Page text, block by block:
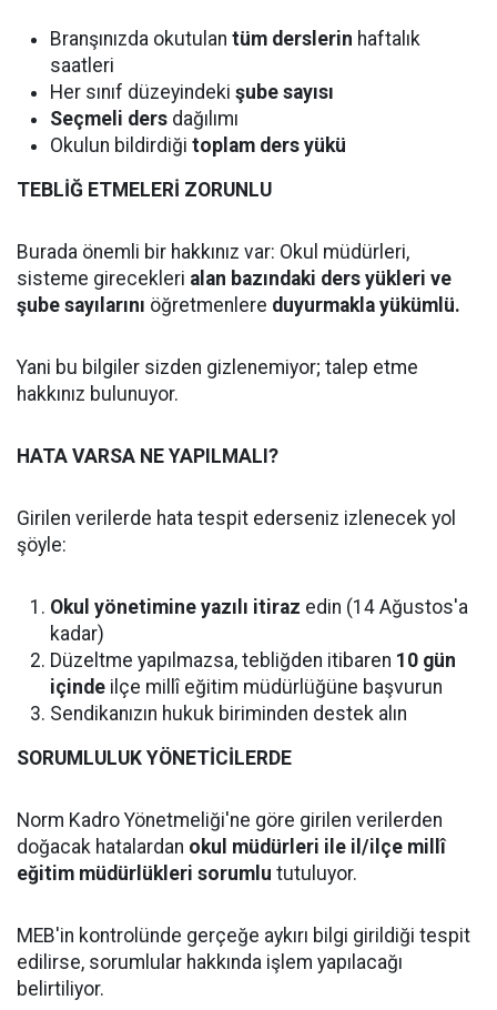
Branşınızda okutulan tüm derslerin haftalık
saatleri
Her sınıf düzeyindeki şube sayısı
Seçmeli ders dağılımı
Okulun bildirdiği toplam ders yükü
TEBLİĞ ETMELERİ ZORUNLU
Burada önemli bir hakkınız var: Okul müdürleri,
sisteme girecekleri alan bazındaki ders yükleri ve
şube sayılarını öğretmenlere duyurmakla yükümlü.
Yani bu bilgiler sizden gizlenemiyor; talep etme
hakkınız bulunuyor.
HATA VARSA NE YAPILMALI?
Girilen verilerde hata tespit ederseniz izlenecek yol
şöyle:
Okul yönetimine yazılı itiraz edin (14 Ağustos'a
kadar)
Düzeltme yapılmazsa, tebliğden itibaren 10 gün
içinde ilçe millî eğitim müdürlüğüne başvurun
Sendikanızın hukuk biriminden destek alın
SORUMLULUK YÖNETİCİLERDE
Norm Kadro Yönetmeliği'ne göre girilen verilerden
doğacak hatalardan okul müdürleri ile il/ilçe millî
eğitim müdürlükleri sorumlu tutuluyor.
MEB'in kontrolünde gerçeğe aykırı bilgi girildiği tespit
edilirse, sorumlular hakkında işlem yapılacağı
belirtiliyor.